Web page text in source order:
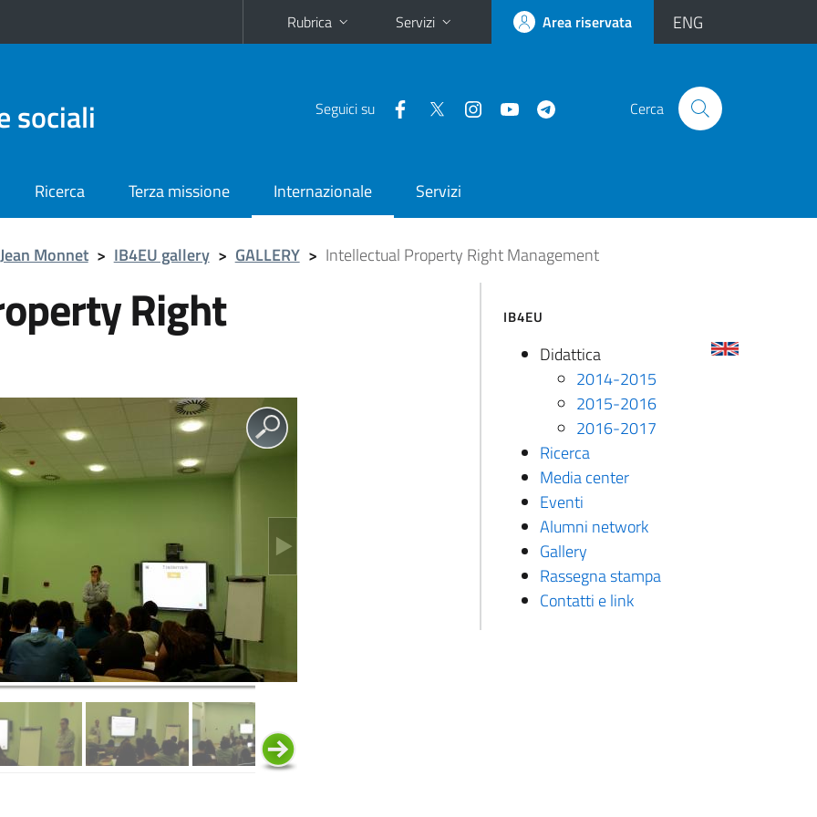
Rubrica Servizi Area riservata ENG
sociali Seguici su Cerca
Ricerca Terza missione Internazionale Servizi
Monnet > IB4EU gallery > GALLERY > Intellectual Property Right Management
Right
IB4EU
Didattica
2014-2015
2015-2016
2016-2017
Ricerca
Media center
Eventi
Alumni network
Gallery
Rassegna stampa
Contatti e link